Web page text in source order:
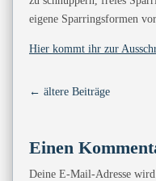
eigene Sparringsformen
Hier kommt ihr zur
← ältere Beiträge
Einen
Deine E-Mail-Adresse